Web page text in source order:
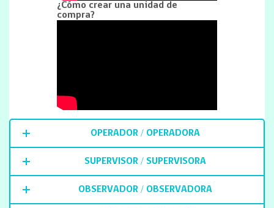
¿Cómo crear una unidad de
compra?
OPERADOR / OPERADORA
SUPERVISOR / SUPERVISORA
OBSERVADOR / OBSERVADORA